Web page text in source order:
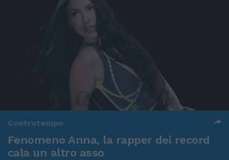
Controtempo
Fenomeno Anna, la rapper dei record
cala un altro asso